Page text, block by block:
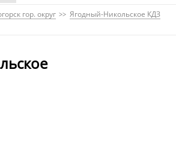
гор. округ
Ягодный-Никольское КДЗ